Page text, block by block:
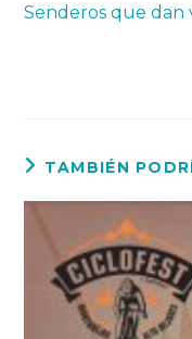
artículos
Senderos que dan
TAMBIÉN